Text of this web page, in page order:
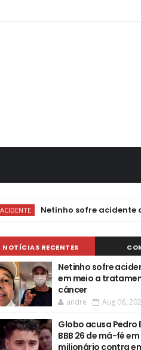
Netinho sofre acidente
NOTÍCIAS RECENTES
Netinho sofre
em meio a
câncer
andre Aug 06,
Globo acusa Pedro
BBB 26 de má-fé
milionário contra